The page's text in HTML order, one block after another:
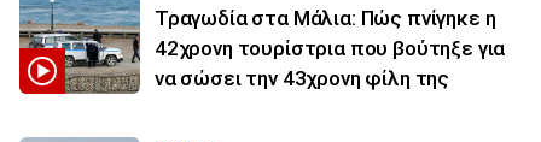
Τραγωδία στα Μάλια: Πώς πνίγηκε η
42χρονη τουρίστρια που βούτηξε για
να σώσει την 43χρονη φίλη της